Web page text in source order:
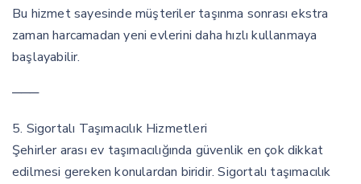
Bu hizmet sayesinde müşteriler taşınma sonrası ekstra
zaman harcamadan yeni evlerini daha hızlı kullanmaya
başlayabilir.
───
5. Sigortalı Taşımacılık Hizmetleri
Şehirler arası ev taşımacılığında güvenlik en çok dikkat
edilmesi gereken konulardan biridir. Sigortalı taşımacılık